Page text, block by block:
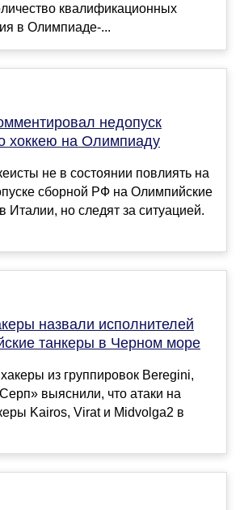
квалификационных
в Олимпиаде-...
недопуск
хоккею на Олимпиаду
не в состоянии повлиять на
сборной РФ на Олимпийские
Италии, но следят за ситуацией.
назвали исполнителей
танкеры в Черном море
из группировок Beregini,
выяснили, что атаки на
Kairos, Virat и Midvolga2 в